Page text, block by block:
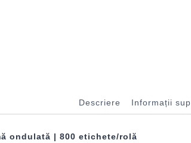
Descriere Informații
ondulată | 800 etichete/rolă